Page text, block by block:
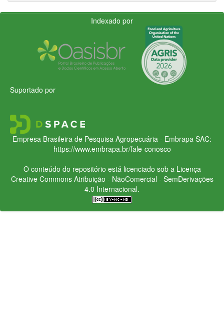
Indexado por
Suportado por
Empresa Brasileira de Pesquisa Agropecuária - Embrapa SAC:
https://www.embrapa.br/fale-conosco
O conteúdo do repositório está licenciado sob a Licença
Creative CommonsAtribuição - NãoComercial - SemDerivações
4.0 Internacional.